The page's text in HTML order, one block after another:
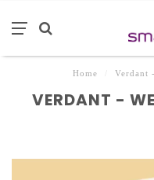
Home Verdant
VERDANT -